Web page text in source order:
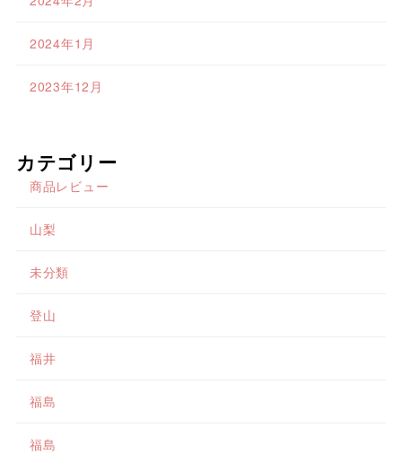
2024年1月
2023年12月
カテゴリー
商品レビュー
山梨
未分類
登山
福井
福島
福島